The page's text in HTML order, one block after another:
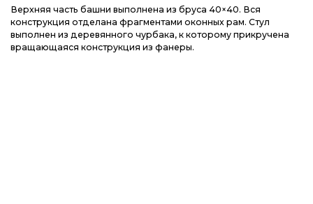
Верхняя часть башни выполнена из бруса 40×40. Вся
конструкция отделана фрагментами оконных рам. Стул
выполнен из деревянного чурбака, к которому прикручена
вращающаяся конструкция из фанеры.